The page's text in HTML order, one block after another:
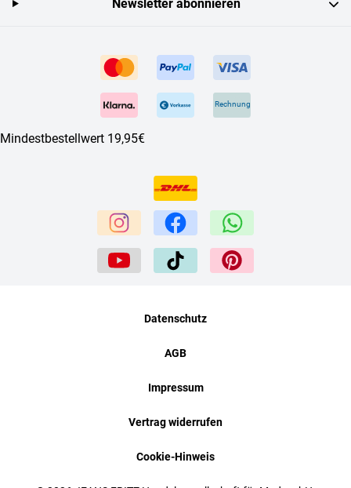
Rechnung
Mindestbestellwert 19,95€
Newsletter abonnieren
Datenschutz
AGB
Impressum
Vertrag widerrufen
Cookie-Hinweis